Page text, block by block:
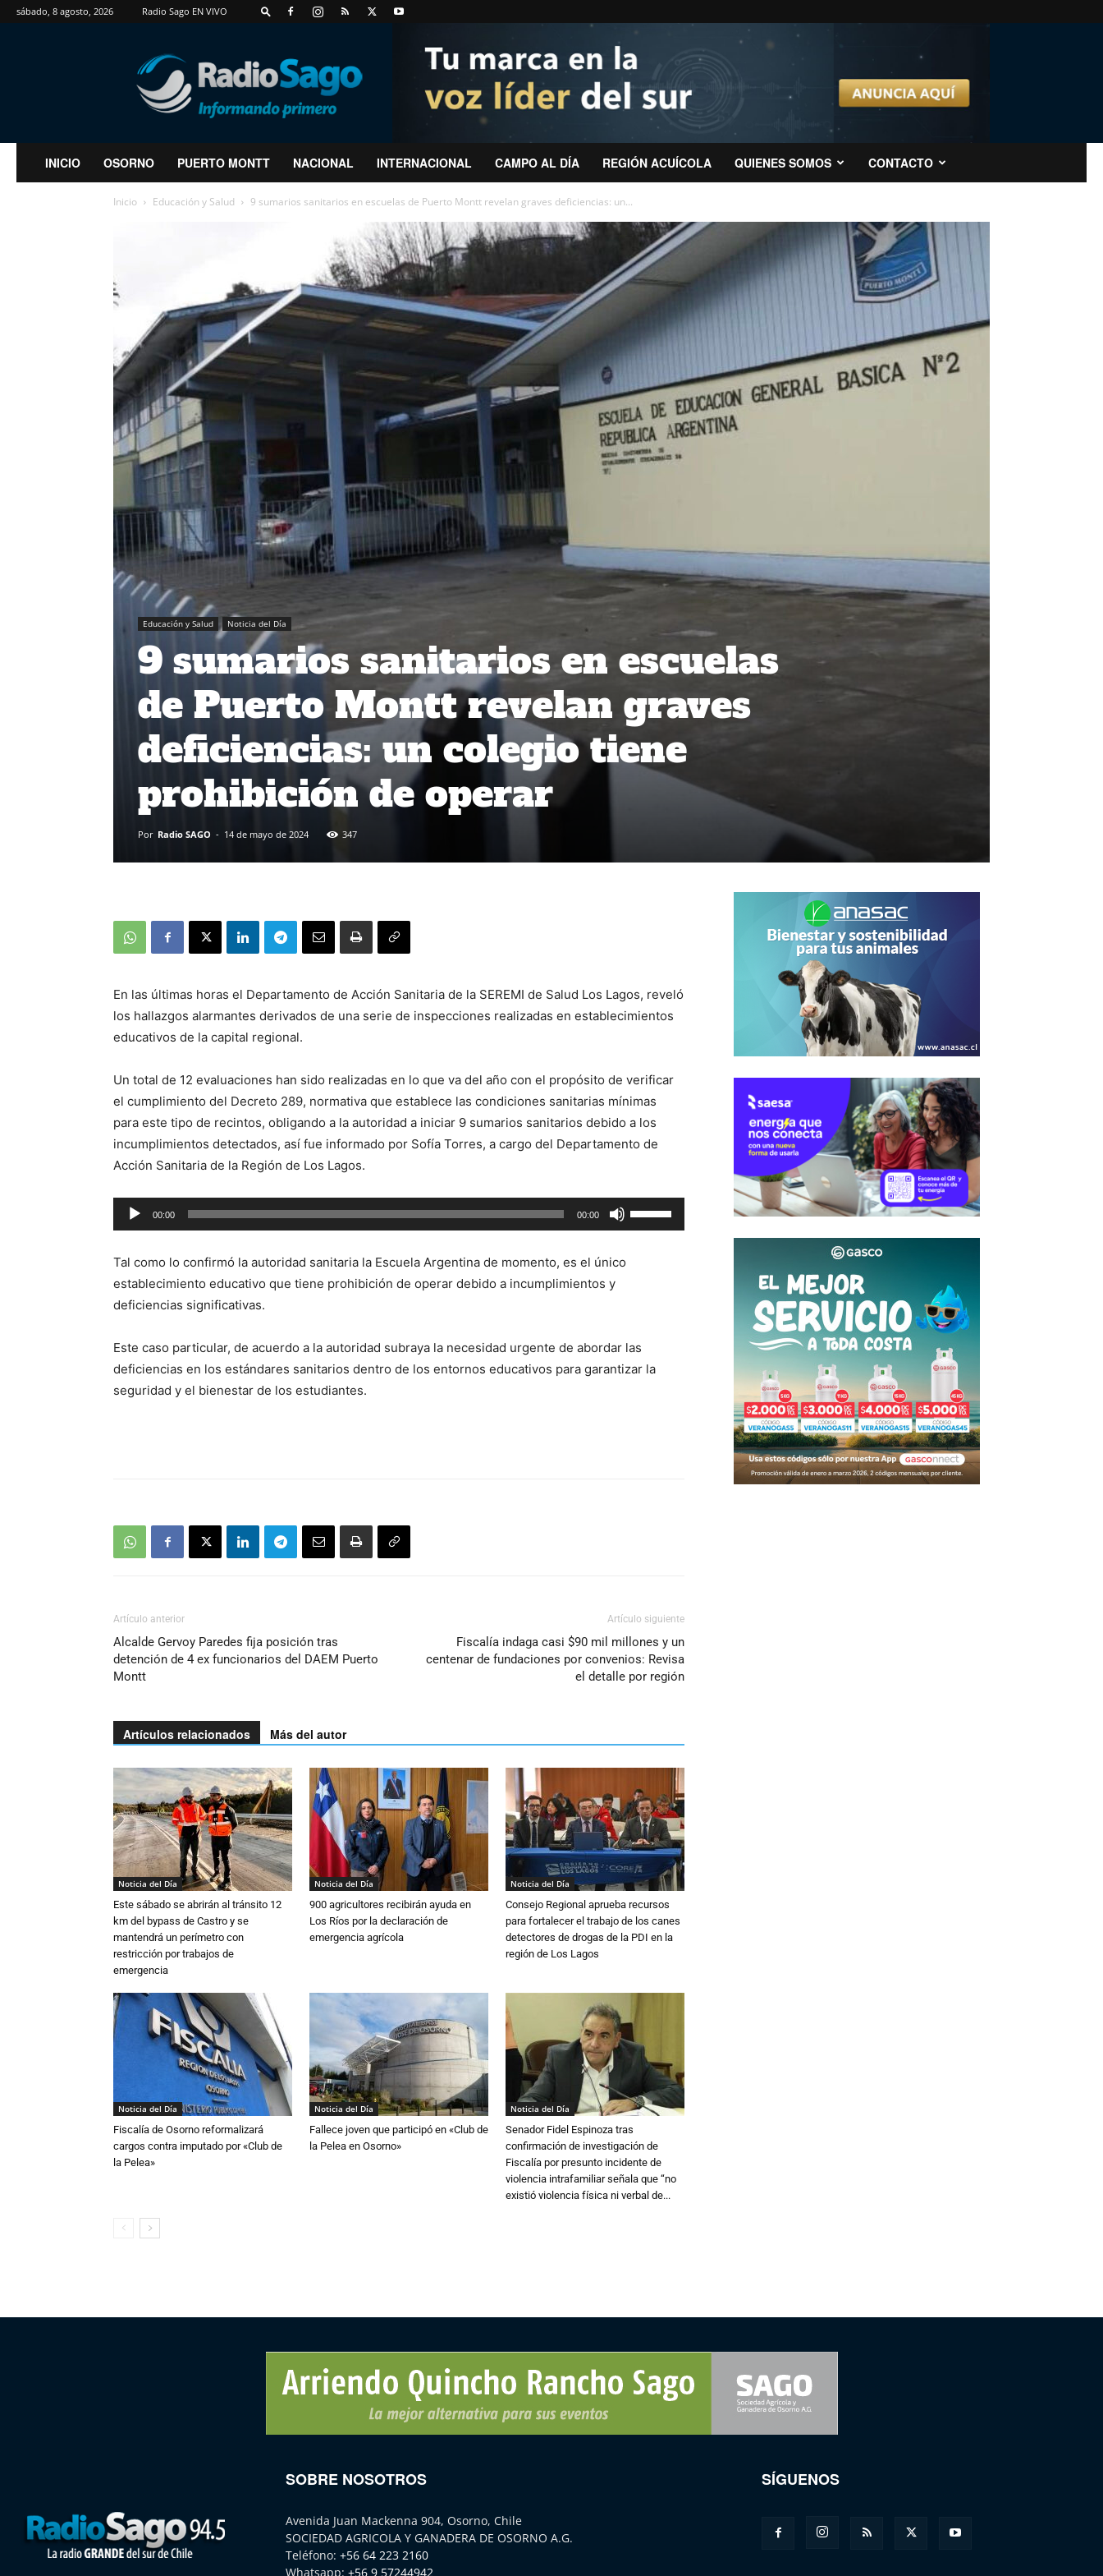
sábado, 8 agosto, 2026 Radio Sago EN VIVO
RadioSago
INICIO OSORNO PUERTO MONTT NACIONAL INTERNACIONAL CAMPO AL DÍA REGIÓN ACUÍCOLA QUIENES SOMOS CONTACTO
Inicio Educación y Salud 9 sumarios sanitarios en escuelas de Puerto Montt revelan graves deficiencias: un...
Educación y Salud Noticia del Día
9 sumarios sanitarios en escuelas
de Puerto Montt revelan graves
deficiencias: un colegio tiene
prohibición de operar
Por Radio SAGO - 14 de mayo de 2024 347
En las últimas horas el Departamento de Acción Sanitaria de la SEREMI de Salud Los Lagos, reveló
los hallazgos alarmantes derivados de una serie de inspecciones realizadas en establecimientos
educativos de la capital regional.
Un total de 12 evaluaciones han sido realizadas en lo que va del año con el propósito de verificar
el cumplimiento del Decreto 289, normativa que establece las condiciones sanitarias mínimas
para este tipo de recintos, obligando a la autoridad a iniciar 9 sumarios sanitarios debido a los
incumplimientos detectados, así fue informado por Sofía Torres, a cargo del Departamento de
Acción Sanitaria de la Región de Los Lagos.
Reproductor
de
00:00 00:00
las
aumentar
o
Tal como lo confirmó la autoridad sanitaria la Escuela Argentina de momento, es el único
establecimiento educativo que tiene prohibición de operar debido a incumplimientos y
deficiencias significativas.
Este caso particular, de acuerdo a la autoridad subraya la necesidad urgente de abordar las
deficiencias en los estándares sanitarios dentro de los entornos educativos para garantizar la
seguridad y el bienestar de los estudiantes.
Artículo anterior
Alcalde Gervoy Paredes fija posición tras
detención de 4 ex funcionarios del DAEM Puerto
Montt
Artículo siguiente
Fiscalía indaga casi $90 mil millones y un
centenar de fundaciones por convenios: Revisa
el detalle por región
Artículos relacionados Más del autor
Noticia del Día
Este sábado se abrirán al tránsito 12
km del bypass de Castro y se
mantendrá un perímetro con
restricción por trabajos de
emergencia
Noticia del Día
900 agricultores recibirán ayuda en
Los Ríos por la declaración de
emergencia agrícola
Noticia del Día
Consejo Regional aprueba recursos
para fortalecer el trabajo de los canes
detectores de drogas de la PDI en la
región de Los Lagos
Noticia del Día
Fiscalía de Osorno reformalizará
cargos contra imputado por «Club de
la Pelea»
Noticia del Día
Fallece joven que participó en «Club de
la Pelea en Osorno»
Noticia del Día
Senador Fidel Espinoza tras
confirmación de investigación de
Fiscalía por presunto incidente de
violencia intrafamiliar señala que “no
existió violencia física ni verbal de...
SOBRE NOSOTROS
Avenida Juan Mackenna 904, Osorno, Chile
SOCIEDAD AGRICOLA Y GANADERA DE OSORNO A.G.
Teléfono: +56 64 223 2160
Whatsapp: +56 9 57244942
SÍGUENOS